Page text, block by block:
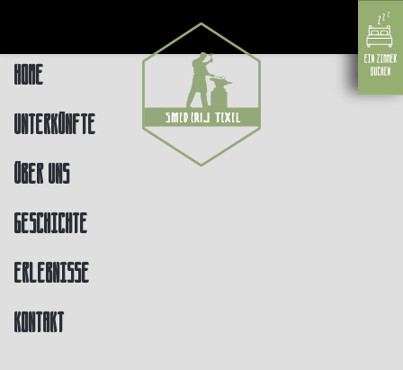
Home
Unterkünfte
Über uns
Geschichte
Erlebnisse
Kontakt